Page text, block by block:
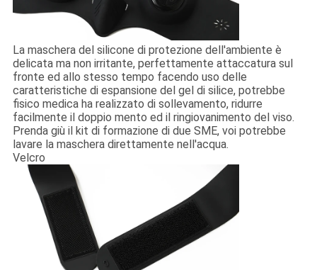
La maschera del silicone di protezione dell'ambiente è
delicata ma non irritante, perfettamente attaccatura sul
fronte ed allo stesso tempo facendo uso delle
caratteristiche di espansione del gel di silice, potrebbe
fisico medica ha realizzato di sollevamento, ridurre
facilmente il doppio mento ed il ringiovanimento del viso.
Prenda giù il kit di formazione di due SME, voi potrebbe
lavare la maschera direttamente nell'acqua.
Velcro